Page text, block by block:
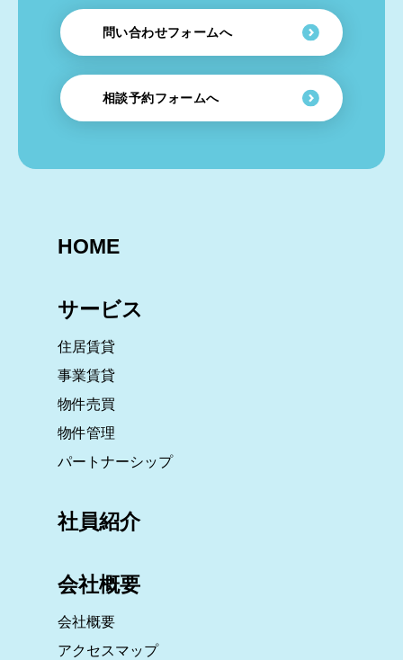
問い合わせフォームへ
相談予約フォームへ
HOME
サービス
住居賃貸
事業賃貸
物件売買
物件管理
パートナーシップ
社員紹介
会社概要
会社概要
アクセスマップ